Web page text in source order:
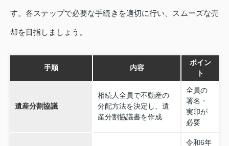
す。各ステップで必要な手続きを適切に行い、スムーズな売
却を目指しましょう。
手順 内容
ポイン
ト
遺産分割協議
相続人全員で不動産の
分配方法を決定し、遺
産分割協議書を作成
全員の
署名・
実印が
必要
令和6年